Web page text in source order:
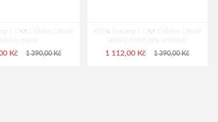
II CNX Children Dětské
sandály mauve
Kč 1 390,00 Kč
KEEN Seacamp II CNX Children Dětské
sandály ombre pink lemonade
1 112,00 Kč 1 390,00 Kč